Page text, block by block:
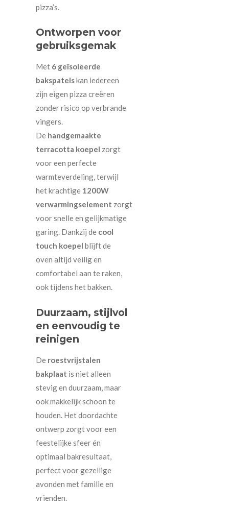
pizza’s.
Ontworpen voor
gebruiksgemak
Met 6 geïsoleerde
bakspatelskan iedereen
zijn eigen pizza creëren
zonder risico op verbrande
vingers.
De handgemaakte
terracotta koepel zorgt
voor een perfecte
warmteverdeling, terwijl
het krachtige 1200W
verwarmingselement zorgt
voor snelle en gelijkmatige
garing. Dankzij de cool
touch koepel blijft de
oven altijd veilig en
comfortabel aan te raken,
ook tijdens het bakken.
Duurzaam, stijlvol
en eenvoudig te
reinigen
De roestvrijstalen
bakplaat is niet alleen
stevig en duurzaam, maar
ook makkelijk schoon te
houden. Het doordachte
ontwerp zorgt voor een
feestelijke sfeer én
optimaal bakresultaat,
perfect voor gezellige
avonden met familie en
vrienden.